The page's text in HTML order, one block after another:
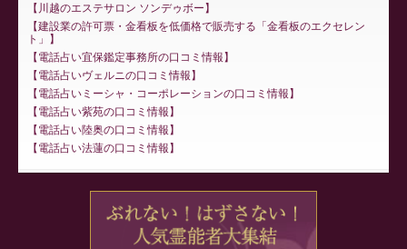
川越のエステサロン ソンデゥボー
建設業の許可票・金看板を低価格で販売する「金看板のエクセレン
ト」
電話占い宜保鑑定事務所の口コミ情報
電話占いヴェルニの口コミ情報
電話占いミーシャ・コーポレーションの口コミ情報
電話占い紫苑の口コミ情報
電話占い陸奥の口コミ情報
電話占い法蓮の口コミ情報